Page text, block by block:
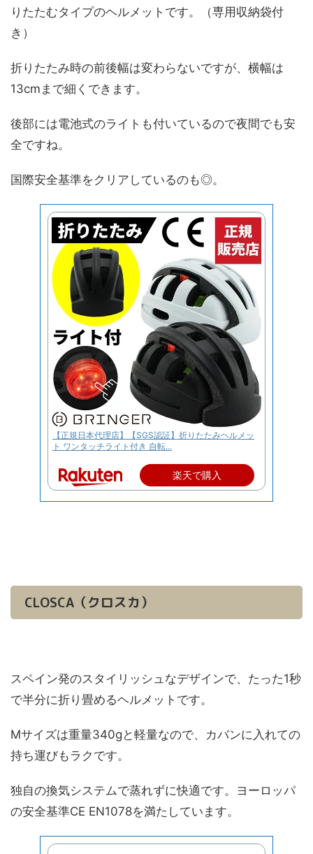
りたたむタイプのヘルメットです。（専用収納袋付
き）
折りたたみ時の前後幅は変わらないですが、横幅は
13cmまで細くできます。
後部には電池式のライトも付いているので夜間でも安
全ですね。
国際安全基準をクリアしているのも◎。
【正規日本代理店】【SGS認証】折りたたみヘルメッ
ト ワンタッチライト付き 自転...
楽天で購入
CLOSCA（クロスカ）
スペイン発のスタイリッシュなデザインで、たった1秒
で半分に折り畳めるヘルメットです。
Mサイズは重量340gと軽量なので、カバンに入れての
持ち運びもラクです。
独自の換気システムで蒸れずに快適です。ヨーロッパ
の安全基準CE EN1078を満たしています。